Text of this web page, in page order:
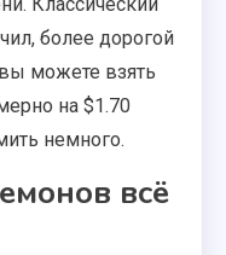
более дорогой
можете взять
на $1.70
немного.
всё